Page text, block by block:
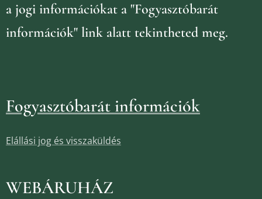
a jogi információkat a "Fogyasztóbarát
információk" link alatt tekintheted meg.
Fogyasztóbarát információk
Elállási jog és visszaküldés
WEBÁRUHÁZ